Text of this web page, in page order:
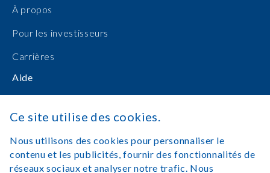
À propos
Pour les investisseurs
Carrières
Aide
Manuels d'utilisation
Achats en ligne
Nous contacter
Se connecter
Ce site utilise des cookies.
Nous utilisons des cookies pour personnaliser le
contenu et les publicités, fournir des fonctionnalités de
réseaux sociaux et analyser notre trafic. Nous